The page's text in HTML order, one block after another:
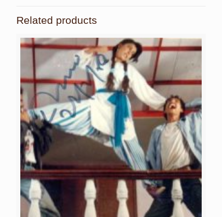
Related products